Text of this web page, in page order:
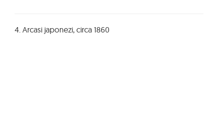
4. Arcasi japonezi, circa 1860